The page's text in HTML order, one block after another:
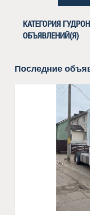
КАТЕГОРИЯ
ОБЪЯВЛЕНИЙ(Я)
Последние